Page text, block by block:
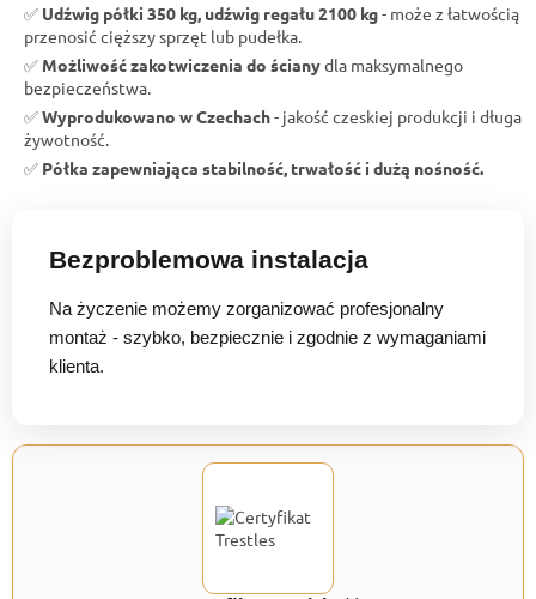
✅ Udźwig półki 350 kg, udźwig regału 2100 kg- może z łatwością
przenosić cięższy sprzęt lub pudełka.
✅ Możliwość zakotwiczenia do ścianydla maksymalnego
bezpieczeństwa.
✅Wyprodukowano w Czechach- jakość czeskiej produkcji i długa
żywotność.
✅ Półka zapewniająca stabilność, trwałość i dużą nośność.
Bezproblemowa instalacja
Na życzenie możemy zorganizować profesjonalny
montaż - szybko, bezpiecznie i zgodnie z wymaganiami
klienta.